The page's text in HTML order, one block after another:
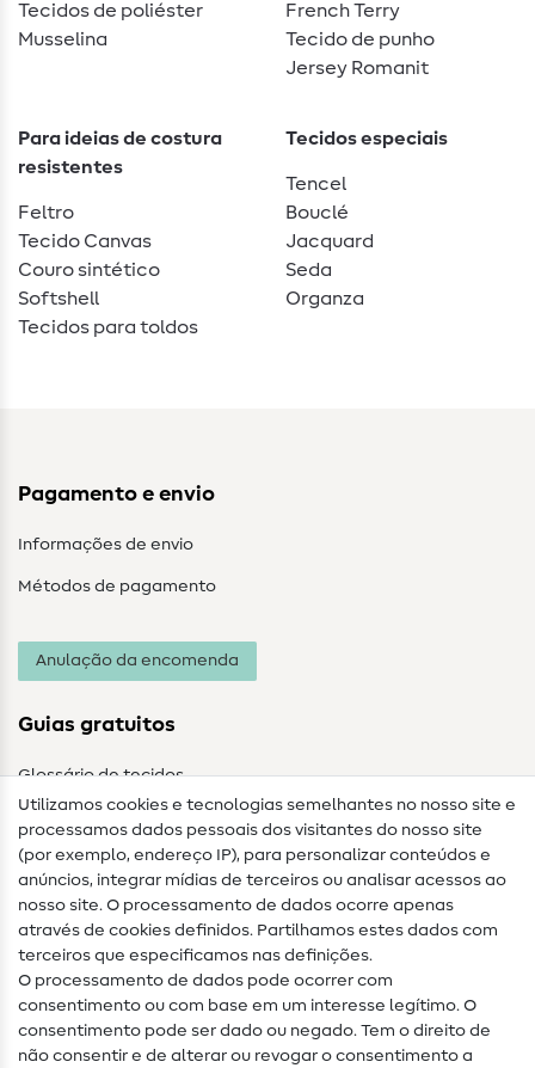
Tecidos de poliéster
Musselina
French Terry
Tecido de punho
Jersey Romanit
Para ideias de costura
resistentes
Feltro
Tecido Canvas
Couro sintético
Softshell
Tecidos para toldos
Tecidos especiais
Tencel
Bouclé
Jacquard
Seda
Organza
Pagamento e envio
Informações de envio
Métodos de pagamento
Anulação da encomenda
Guias gratuitos
Glossário de tecidos
Guias de costura
Ajuda e contacto
Contacto
Mudança de proprietário
Perguntas frequentes (FAQ)
Utilizamos cookies e tecnologias semelhantes no nosso site e
processamos dados pessoais dos visitantes do nosso site
(por exemplo, endereço IP), para personalizar conteúdos e
anúncios, integrar mídias de terceiros ou analisar acessos ao
nosso site. O processamento de dados ocorre apenas
através de cookies definidos. Partilhamos estes dados com
terceiros que especificamos nas definições.
O processamento de dados pode ocorrer com
consentimento ou com base em um interesse legítimo. O
consentimento pode ser dado ou negado. Tem o direito de
não consentir e de alterar ou revogar o consentimento a